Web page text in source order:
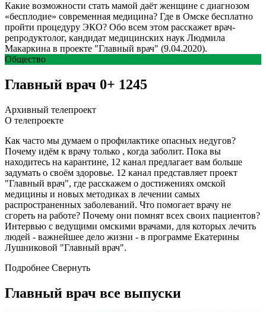
Какие возможности стать мамой даёт женщине с диагнозом
«бесплодие» современная медицина? Где в Омске бесплатно
пройти процедуру ЭКО? Обо всем этом расскажет врач-
репродуктолог, кандидат медицинских наук Людмила
Макаркина в проекте "Главный врач" (9.04.2020).
Общество
Главный врач 0+ 1245
Архивный телепроект
О телепроекте
Как часто мы думаем о профилактике опасных недугов?
Почему идём к врачу только , когда заболит. Пока вы
находитесь на карантине, 12 канал предлагает вам больше
задумать о своём здоровье. 12 канал представляет проект
"Главный врач", где расскажем о достижениях омской
медицины и новых методиках в лечении самых
распространенных заболеваний. Что помогает врачу не
сгореть на работе? Почему они помнят всех своих пациентов?
Интервью с ведущими омскими врачами, для которых лечить
людей - важнейшее дело жизни - в программе Екатерины
Лушниковой "Главный врач".
Подробнее Свернуть
Главный врач все выпуски